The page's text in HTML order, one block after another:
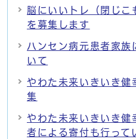
脳にいいトレ（閉じこ
を募集します
ハンセン病元患者家族
いて
やわた未来いきいき健
集
やわた未来いきいき健
者による寄付も行って